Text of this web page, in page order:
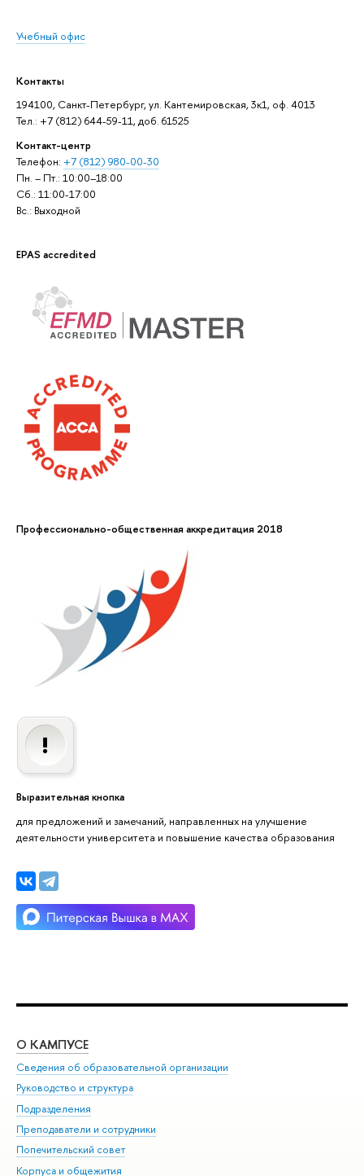
Учебный офис
Контакты
194100, Санкт-Петербург, ул. Кантемировская, 3к1, оф. 4013
Тел.: +7 (812) 644-59-11, доб. 61525
Контакт-центр
Телефон: +7 (812) 980-00-30
Пн. – Пт.: 10:00–18:00
Сб.: 11:00-17:00
Вс.: Выходной
EPAS accredited
Профессионально-общественная аккредитация 2018
Выразительная кнопка
для предложений и замечаний, направленных на улучшение
деятельности университета и повышение качества образования
О КАМПУСЕ
Сведения об образовательной организации
Руководство и структура
Подразделения
Преподаватели и сотрудники
Попечительский совет
Корпуса и общежития